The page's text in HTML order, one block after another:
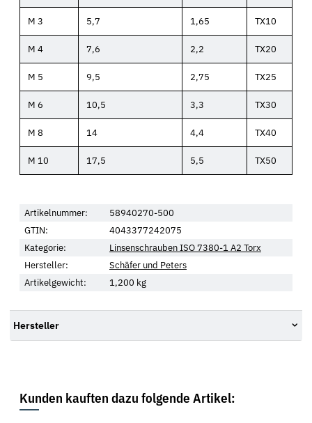
M 3 5,7 1,65 TX10
M 4 7,6 2,2 TX20
M 5 9,5 2,75 TX25
M 6 10,5 3,3 TX30
M 8 14 4,4 TX40
M 10 17,5 5,5 TX50
Artikelnummer:
58940270-500
GTIN:
4043377242075
Kategorie:
Linsenschrauben ISO 7380-1 A2 Torx
Hersteller:
Schäfer und Peters
Artikelgewicht:
1,200 kg
Hersteller
Kunden kauften dazu folgende Artikel: